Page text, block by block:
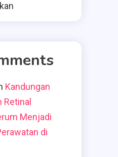
Kandungan
Retinal
Menjadi
di